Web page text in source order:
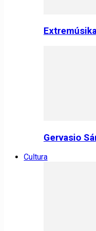
Gervasio
Cultura